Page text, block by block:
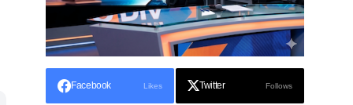
Facebook Likes Twitter Follows